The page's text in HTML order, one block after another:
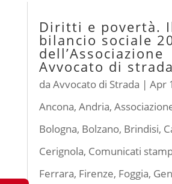
Diritti e povertà.
bilancio sociale
dell’Associazione
Avvocato di
da Avvocato di Strada | Apr
Ancona, Andria,
Bologna, Bolzano, Brindisi,
Cerignola, Comunicati
Ferrara, Firenze, Foggia,